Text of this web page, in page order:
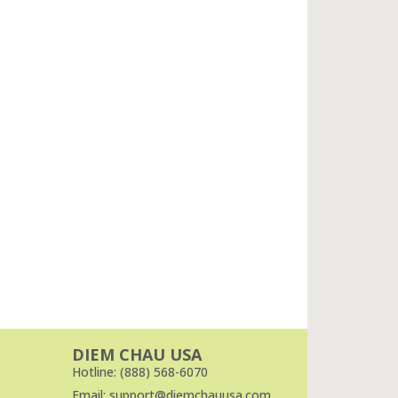
DIEM CHAU USA
Hotline: (888) 568-6070